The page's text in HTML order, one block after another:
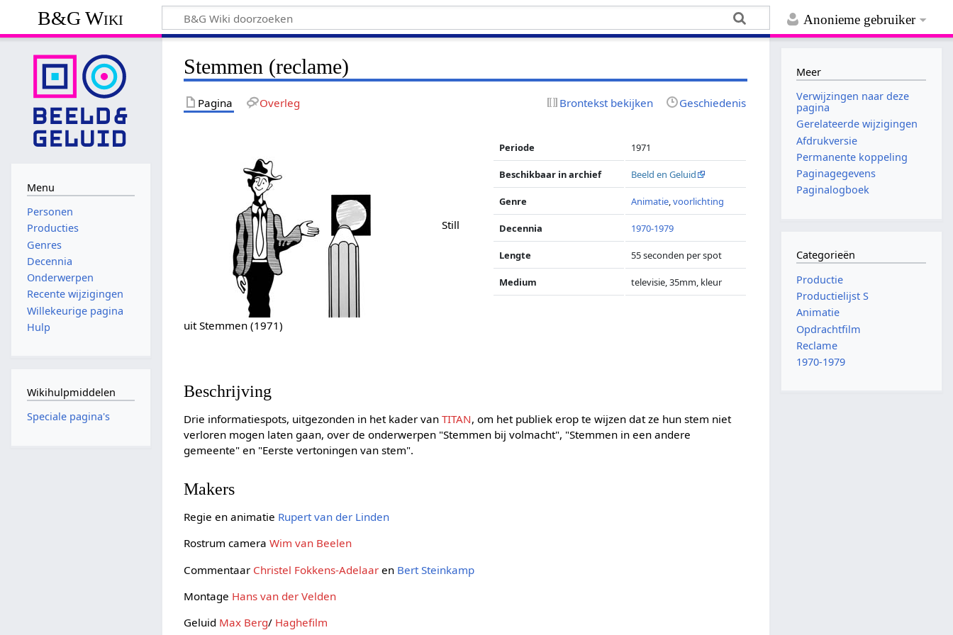
Anonieme gebruiker
B&G Wiki
Stemmen (reclame)
Pagina Overleg Brontekst bekijken Geschiedenis
Periode 1971
Beschikbaar in archief Beeld en Geluid
Genre Animatie,voorlichting
Decennia 1970-1979
Lengte 55 seconden per spot
Medium televisie, 35mm, kleur
Still
uit Stemmen (1971)
Beschrijving
Drie informatiespots, uitgezonden in het kader vanTITAN, om het publiek erop te wijzen dat ze hun stem niet
verloren mogen laten gaan, over de onderwerpen "Stemmen bij volmacht", "Stemmen in een andere
gemeente" en "Eerste vertoningen van stem".
Makers
Regie en animatie Rupert van der Linden
Rostrum cameraWim van Beelen
Commentaar Christel Fokkens-Adelaar en Bert Steinkamp
Montage Hans van der Velden
Geluid Max Berg/ Haghefilm
Menu
Personen
Producties
Genres
Decennia
Onderwerpen
Recente wijzigingen
Willekeurige pagina
Hulp
Wikihulpmiddelen
Speciale pagina's
Meer
Verwijzingen naar deze
pagina
Gerelateerde wijzigingen
Afdrukversie
Permanente koppeling
Paginagegevens
Paginalogboek
Categorieën
Productie
Productielijst S
Animatie
Opdrachtfilm
Reclame
1970-1979